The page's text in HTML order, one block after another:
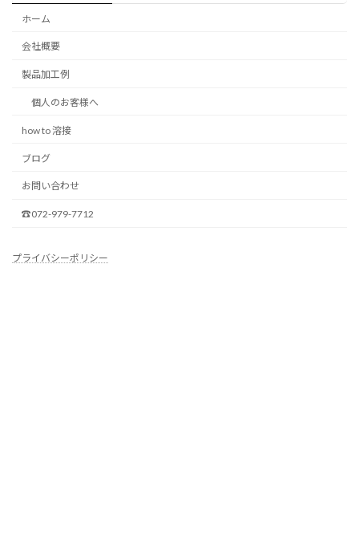
ホーム
会社概要
製品加工例
個人のお客様へ
how to 溶接
ブログ
お問い合わせ
☎072-979-7712
プライバシーポリシー